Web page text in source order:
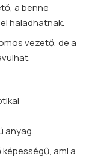
a benne
haladhatnak.
vezető, de a
anyag.
ami a